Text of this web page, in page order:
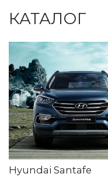
КАТАЛОГ
Hyundai Santafe